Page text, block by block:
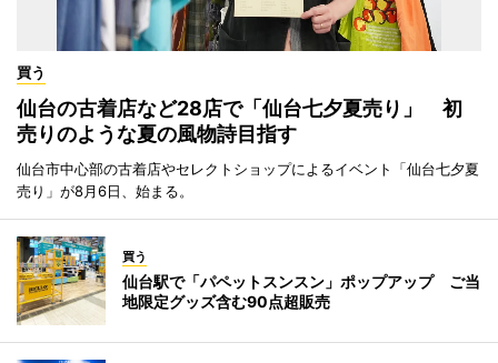
買う
仙台の古着店など28店で「仙台七夕夏売り」 初
売りのような夏の風物詩目指す
仙台市中心部の古着店やセレクトショップによるイベント「仙台七夕夏
売り」が8月6日、始まる。
買う
仙台駅で「パペットスンスン」ポップアップ ご当
地限定グッズ含む90点超販売